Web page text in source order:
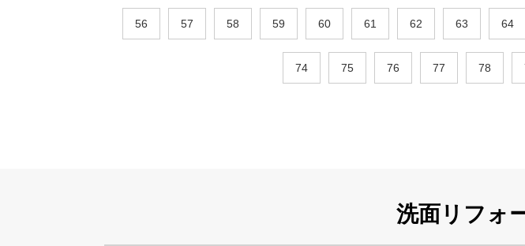
56 57 58 59 60 61 62 63 64
74 75 76 77 78
洗面リフォ